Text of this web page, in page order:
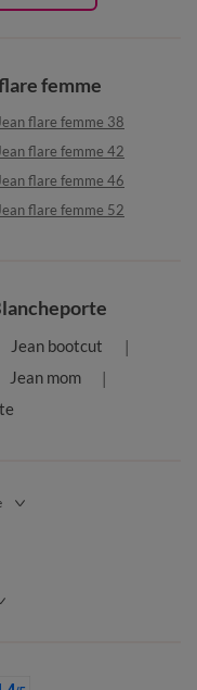
femme
Jean flare femme 38
Jean flare femme 42
Jean flare femme 46
Jean flare femme 52
Jean bootcut
Jean mom